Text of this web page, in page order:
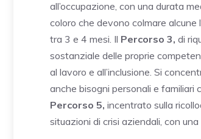
all’occupazione, con una durata
coloro che devono colmare
tra 3 e 4 mesi. Il Percorso 3, di
sostanziale delle proprie
al lavoro e all’inclusione. Si
anche bisogni personali e familiari
Percorso 5, incentrato sulla
situazioni di crisi aziendali, con una